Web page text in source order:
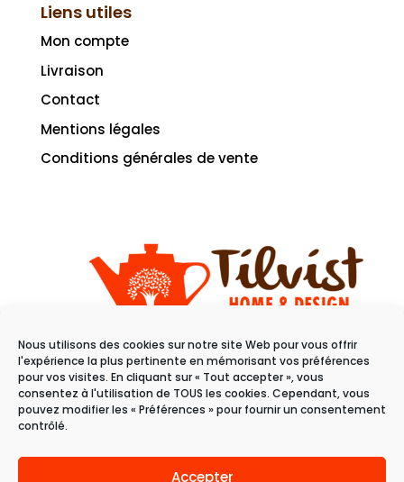
Nous utilisons des cookies sur notre site Web pour vous offrir
l'expérience la plus pertinente en mémorisant vos préférences
pour vos visites. En cliquant sur « Tout accepter », vous
consentez à l'utilisation de TOUS les cookies. Cependant, vous
pouvez modifier les « Préférences » pour fournir un consentement
contrôlé.
Accepter
Liens utiles
Mon compte
Livraison
Contact
Mentions légales
Conditions générales de vente
11 rue du raisin
68100 Mulhouse
Du mardi au samedi